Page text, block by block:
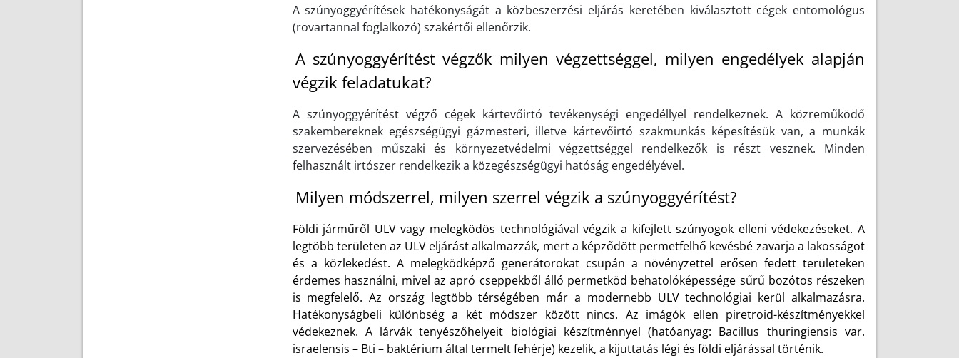
A szúnyoggyérítések hatékonyságát a közbeszerzési eljárás keretében kiválasztott cégek entomológus
(rovartannal foglalkozó) szakértői ellenőrzik.
A szúnyoggyérítést végzők milyen végzettséggel, milyen engedélyek alapján
végzik feladatukat?
A szúnyoggyérítést végző cégek kártevőirtó tevékenységi engedéllyel rendelkeznek. A közreműködő
szakembereknek egészségügyi gázmesteri, illetve kártevőirtó szakmunkás képesítésük van, a munkák
szervezésében műszaki és környezetvédelmi végzettséggel rendelkezők is részt vesznek. Minden
felhasznált irtószer rendelkezik a közegészségügyi hatóság engedélyével.
Milyen módszerrel, milyen szerrel végzik a szúnyoggyérítést?
Földi járműről ULV vagy melegködös technológiával végzik a kifejlett szúnyogok elleni védekezéseket. A
legtöbb területen az ULV eljárást alkalmazzák, mert a képződött permetfelhő kevésbé zavarja a lakosságot
és a közlekedést. A melegködképző generátorokat csupán a növényzettel erősen fedett területeken
érdemes használni, mivel az apró cseppekből álló permetköd behatolóképessége sűrű bozótos részeken
is megfelelő. Az ország legtöbb térségében már a modernebb ULV technológiai kerül alkalmazásra.
Hatékonyságbeli különbség a két módszer között nincs. Az imágók ellen piretroid-készítményekkel
védekeznek. A lárvák tenyészőhelyeit biológiai készítménnyel (hatóanyag: Bacillus thuringiensis var.
israelensis – Bti – baktérium által termelt fehérje) kezelik, a kijuttatás légi és földi eljárással történik.